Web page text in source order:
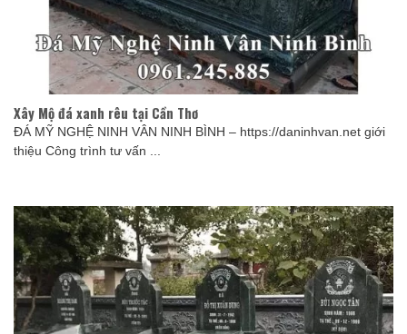
Xây Mộ đá xanh rêu tại Cần Thơ
ĐÁ MỸ NGHỆ NINH VÂN NINH BÌNH – https://daninhvan.net giới
thiệu Công trình tư vấn ...